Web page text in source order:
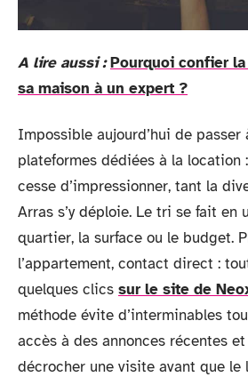
A lire aussi : Pourquoi confier
sa maison à un expert ?
Impossible aujourd’hui de passer
plateformes dédiées à la location
cesse d’impressionner, tant la
Arras s’y déploie. Le tri se fait en
quartier, la surface ou le budget.
l’appartement, contact direct :
quelques clics sur le site de
méthode évite d’interminables
accès à des annonces récentes
décrocher une visite avant que le